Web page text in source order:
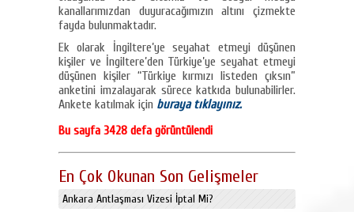
kanallarımızdan duyuracağımızın altını çizmekte
fayda bulunmaktadır.
Ek olarak İngiltere’ye seyahat etmeyi düşünen
kişiler ve İngiltere’den Türkiye’ye seyahat etmeyi
düşünen kişiler “Türkiye kırmızı listeden çıksın”
anketini imzalayarak sürece katkıda bulunabilirler.
Ankete katılmak için buraya tıklayınız.
Bu sayfa 3428 defa görüntülendi
En Çok Okunan Son Gelişmeler
Ankara Antlaşması Vizesi İptal Mi?